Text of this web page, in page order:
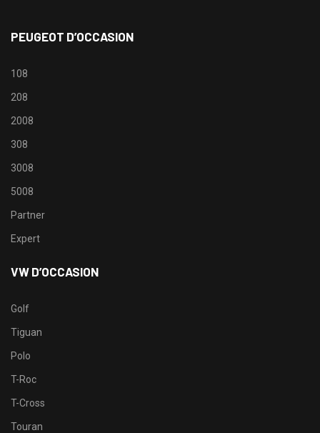
PEUGEOT D’OCCASION
108
208
2008
308
3008
5008
Partner
Expert
VW D’OCCASION
Golf
Tiguan
Polo
T-Roc
T-Cross
Touran